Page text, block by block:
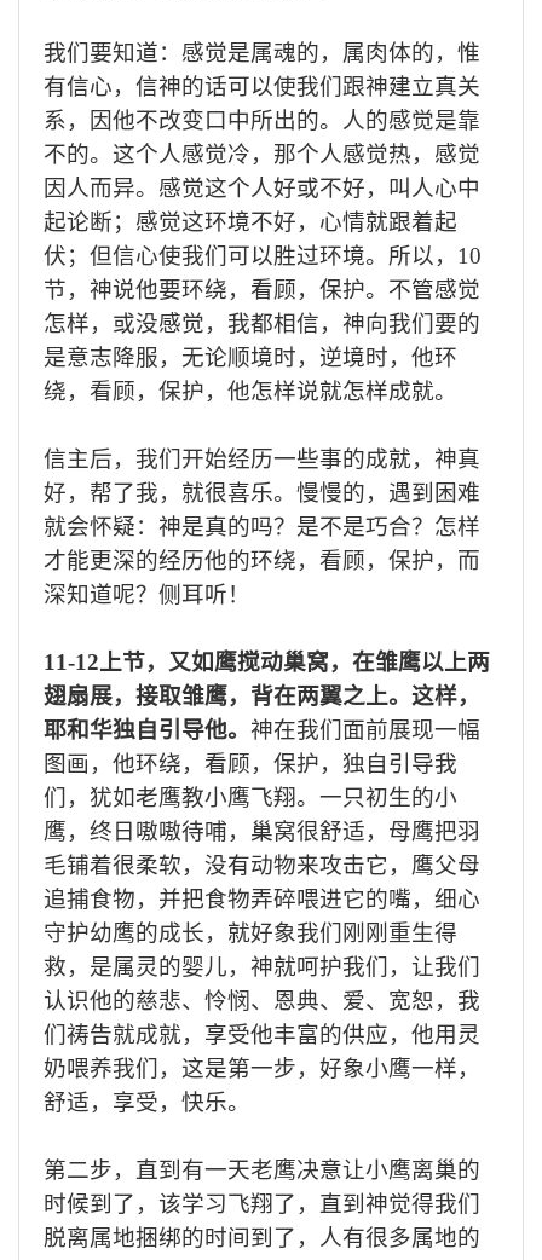
我们要知道：感觉是属魂的，属肉体的，惟
有信心，信神的话可以使我们跟神建立真关
系，因他不改变口中所出的。人的感觉是靠
不的。这个人感觉冷， 那个人感觉热，感觉
因人而异。 感觉这个人好或不好，叫人心中
起论断； 感觉这环境不好，心情就跟着起
伏； 但信心使我们可以胜过环境。所以， 10
节，神说他要环绕，看顾，保护。不管感觉
怎样，或没感觉，我都相信，神向我们要的
是意志降服， 无论顺境时，逆境时， 他环
绕，看顾，保护， 他怎样说就怎样成就。
信主后，我们开始经历一些事的成就，神真
好，帮了我，就很喜乐。 慢慢的，遇到困难
就会怀疑： 神是真的吗？ 是不是巧合？怎样
才能更深的经历他的环绕，看顾，保护， 而
深知道呢？侧耳听！
11-12上节，又如鹰搅动巢窝，在雏鹰以上两
翅扇展，接取雏鹰，背在两翼之上。这样，
耶和华独自引导他。 神在我们面前展现一幅
图画，他环绕，看顾， 保护，独自引导我
们， 犹如老鹰教小鹰飞翔。 一只初生的小
鹰， 终日嗷嗷待哺，巢窝很舒适，母鹰把羽
毛铺着很柔软，没有动物来攻击它 ，鹰父母
追捕食物，并把食物弄碎喂进它的嘴，细心
守护幼鹰的成长，就好象我们刚刚重生得
救，是属灵的婴儿，神就呵护我们，让我们
认识他的慈悲、怜悯、 恩典、爱、宽恕， 我
们祷告就成就，享受他丰富的供应， 他用灵
奶喂养我们，这是第一步，好象小鹰一样，
舒适，享受，快乐。
第二步，直到有一天老鹰决意让小鹰离巢的
时候到了， 该学习飞翔了， 直到神觉得我们
脱离属地捆绑的时间到了 ， 人有很多属地的